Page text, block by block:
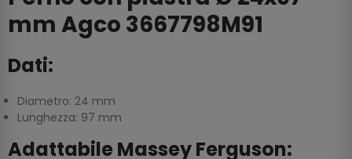
mm Agco 3667798M91
Dati:
Diametro: 24 mm
Lunghezza: 97 mm
Adattabile Massey Ferguson: